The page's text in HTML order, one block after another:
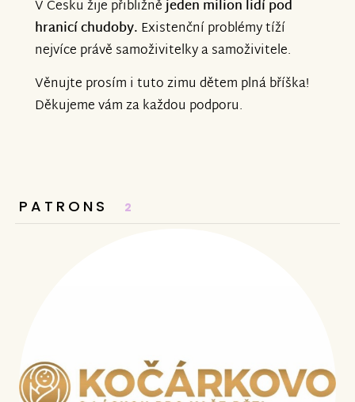
V Česku žije přibližnějeden milion lidí pod
hranicí chudoby. Existenční problémy tíží
nejvíce právě samoživitelky a samoživitele.
Věnujte prosím i tuto zimu dětem plná bříška!
Děkujeme vám za každou podporu.
PATRONS 2